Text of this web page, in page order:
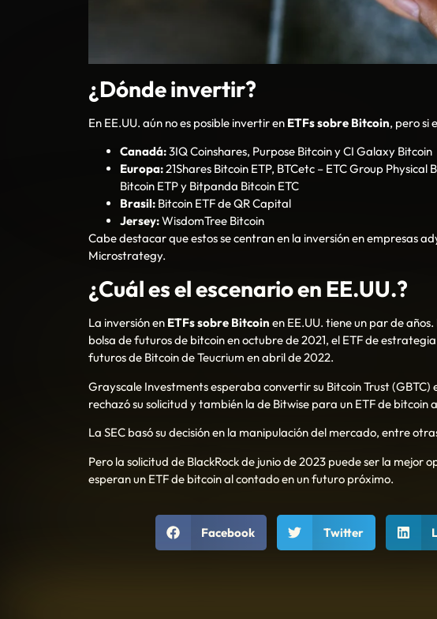
¿Dónde invertir?
En EE.UU. aún no es posible invertir en ETFs sobre Bitcoin, pero si
Canadá:3IQ Coinshares, Purpose Bitcoin y CI Galaxy Bitcoin
Europa:21Shares Bitcoin ETP, BTCetc – ETC Group
Bitcoin ETP y Bitpanda Bitcoin ETC
Brasil: Bitcoin ETF de QR Capital
Jersey:WisdomTree Bitcoin
Cabe destacar que estos se centran en la inversión en empresas
Microstrategy.
¿Cuál es el escenario en EE.UU.?
La inversión en ETFs sobre Bitcoin en EE.UU. tiene un par de
bolsa de futuros de bitcoin en octubre de 2021, el ETF de
futuros de Bitcoin de Teucrium en abril de 2022.
Grayscale Investments esperaba convertir su Bitcoin Trust (GBTC)
rechazó su solicitud y también la de Bitwise para un ETF de bitcoin
La SEC basó su decisión en la manipulación del mercado, entre
Pero la solicitud de BlackRock de junio de 2023 puede ser la mejor
esperan un ETF de bitcoin al contado en un futuro próximo.
Facebook Twitter